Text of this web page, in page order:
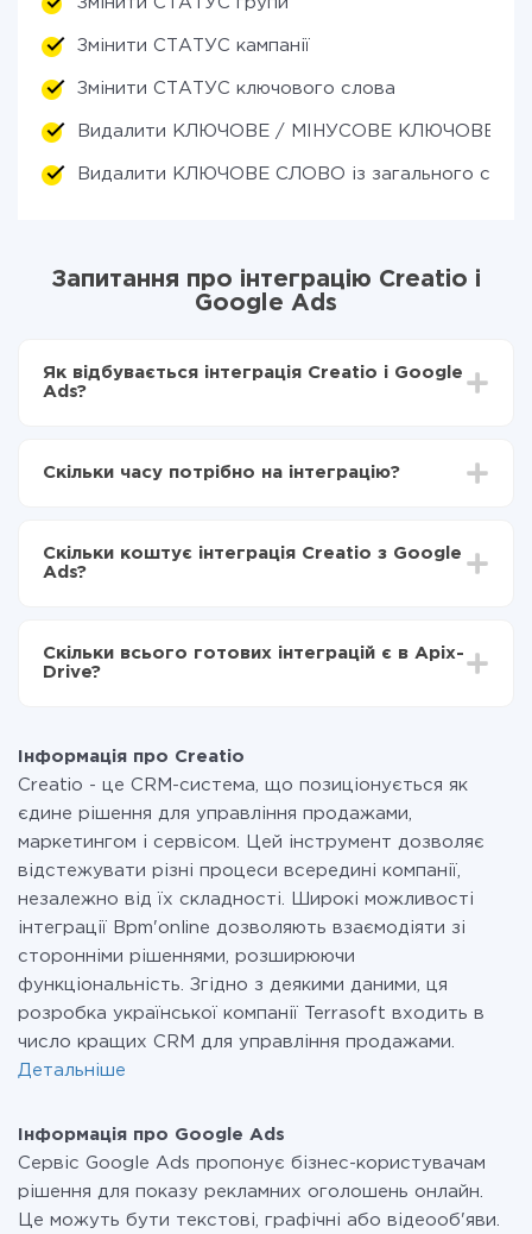
Змінити СТАТУС кампанії
Змінити СТАТУС ключового слова
Видалити КЛЮЧОВЕ / МІНУСОВЕ КЛЮЧОВЕ
Видалити КЛЮЧОВЕ СЛОВО із загального
Запитання про інтеграцію Creatio і
Google Ads
Як відбувається інтеграція Creatio і Google
Ads?
Вибираєте які дані передавати з Creatio в Google
Тепер дані будуть автоматично передаватися з
Creatio в Google Ads
Скільки часу потрібно на інтеграцію?
становити від 5-ти до 30-хвилин. У середньому
налаштування займає 10-15 хвилин.
Скільки коштує інтеграція Creatio з Google
Ads?
Ви оплачуєте лише кількість даних, які за фактом
передаються з однієї вашої системи в іншу через
при необхідності. Детальніше про
Скільки всього готових інтеграцій є в Apix-
Drive?
Інформація про Creatio
Creatio - це CRM-система, що позиціонується як
єдине рішення для управління продажами,
маркетингом і сервісом. Цей інструмент дозволяє
відстежувати різні процеси всередині компанії,
незалежно від їх складності. Широкі можливості
інтеграції Bpm'online дозволяють взаємодіяти зі
сторонніми рішеннями, розширюючи
функціональність. Згідно з деякими даними, ця
розробка української компанії Terrasoft входить в
число кращих CRM для управління продажами.
Детальніше
Інформація про Google Ads
Сервіс Google Ads пропонує бізнес-користувачам
рішення для показу рекламних оголошень онлайн.
Це можуть бути текстові, графічні або відеооб'яви.